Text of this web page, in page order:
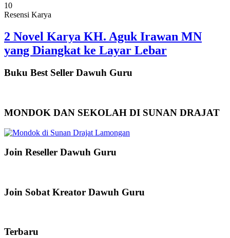
10
Resensi Karya
2 Novel Karya KH. Aguk Irawan MN
yang Diangkat ke Layar Lebar
Buku Best Seller Dawuh Guru
MONDOK DAN SEKOLAH DI SUNAN DRAJAT
Join Reseller Dawuh Guru
Join Sobat Kreator Dawuh Guru
Terbaru